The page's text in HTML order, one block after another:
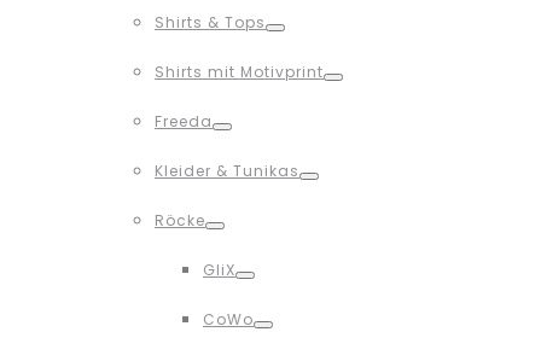
Shirts & Tops
Shirts mit Motivprint
Freeda
Kleider & Tunikas
Röcke
GliX
CoWo